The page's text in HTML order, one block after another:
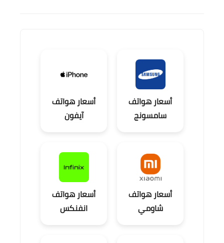
أسعار هواتف
سامسونج
أسعار هواتف
آيفون
أسعار هواتف
شاومي
أسعار هواتف
انفنكس